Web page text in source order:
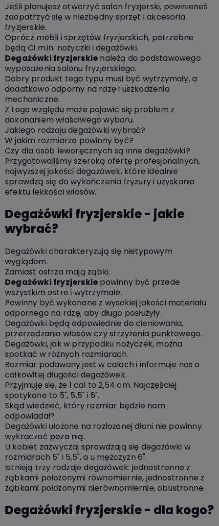
Jeśli planujesz otworzyć salon fryzjerski, powinieneś
zaopatrzyć się w niezbędny sprzęt i akcesoria
fryzjerskie.
Oprócz mebli i sprzętów fryzjerskich, potrzebne
będą Ci m.in. nożyczki i degażówki.
Degażówki fryzjerskie należą do podstawowego
wyposażenia salonu fryzjerskiego.
Dobry produkt tego typu musi być wytrzymały, a
dodatkowo odporny na rdzę i uszkodzenia
mechaniczne.
Z tego względu może pojawić się problem z
dokonaniem właściwego wyboru.
Jakiego rodzaju degażówki wybrać?
W jakim rozmiarze powinny być?
Czy dla osób leworęcznych są inne degażówki?
Przygotowaliśmy szeroką ofertę profesjonalnych,
najwyższej jakości degażówek, które idealnie
sprawdzą się do wykończenia fryzury i uzyskania
efektu lekkości włosów.
Degażówki fryzjerskie - jakie
wybrać?
Degażówki charakteryzują się nietypowym
wyglądem.
Zamiast ostrza mają ząbki.
Degażówki fryzjerskie powinny być przede
wszystkim ostre i wytrzymałe.
Powinny być wykonane z wysokiej jakości materiału
odpornego na rdzę, aby długo posłużyły.
Degażówki będą odpowiednie do cieniowania,
przerzedzania włosów czy strzyżenia punktowego.
Degażówki, jak w przypadku nożyczek, można
spotkać w różnych rozmiarach.
Rozmiar podawany jest w calach i informuje nas o
całkowitej długości degażówek.
Przyjmuje się, że 1 cal to 2,54 cm. Najczęściej
spotykane to 5", 5,5" i 6".
Skąd wiedzieć, który rozmiar będzie nam
odpowiadał?
Degażówki ułożone na rozłożonej dłoni nie powinny
wykraczać poza nią.
U kobiet zazwyczaj sprawdzają się degażówki w
rozmiarach 5" i 5,5", a u mężczyzn 6".
Istnieją trzy rodzaje degażówek: jednostronne z
ząbkami położonymi równomiernie, jednostronne z
ząbkami położonymi nierównomiernie, obustronne.
Degażówki fryzjerskie - dla kogo?